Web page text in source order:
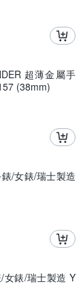
超薄金屬手
(38mm)
/女錶/瑞士製造
女錶/瑞士製造 Y